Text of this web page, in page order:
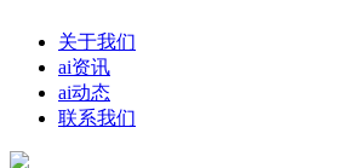
关于我们
ai资讯
ai动态
联系我们